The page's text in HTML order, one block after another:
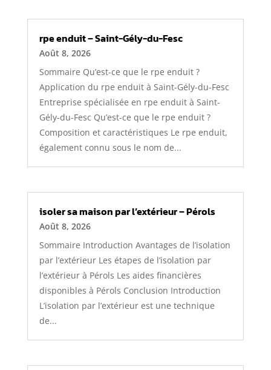
rpe enduit – Saint-Gély-du-Fesc
Août 8, 2026
Sommaire Qu’est-ce que le rpe enduit ?
Application du rpe enduit à Saint-Gély-du-Fesc
Entreprise spécialisée en rpe enduit à Saint-
Gély-du-Fesc Qu’est-ce que le rpe enduit ?
Composition et caractéristiques Le rpe enduit,
également connu sous le nom de...
isoler sa maison par l’extérieur – Pérols
Août 8, 2026
Sommaire Introduction Avantages de l’isolation
par l’extérieur Les étapes de l’isolation par
l’extérieur à Pérols Les aides financières
disponibles à Pérols Conclusion Introduction
L’isolation par l’extérieur est une technique
de...